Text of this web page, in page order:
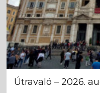
Útravaló – 2026.